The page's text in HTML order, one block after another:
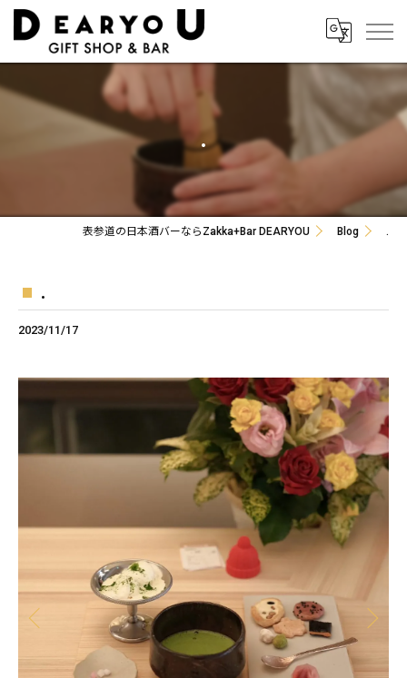
.
表参道の日本酒バーならZakka+Bar DEARYOU Blog .
.
2023/11/17